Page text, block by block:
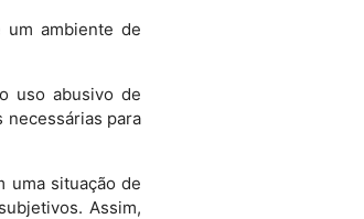
um ambiente de
uso abusivo de
necessárias para
uma situação de
Assim,